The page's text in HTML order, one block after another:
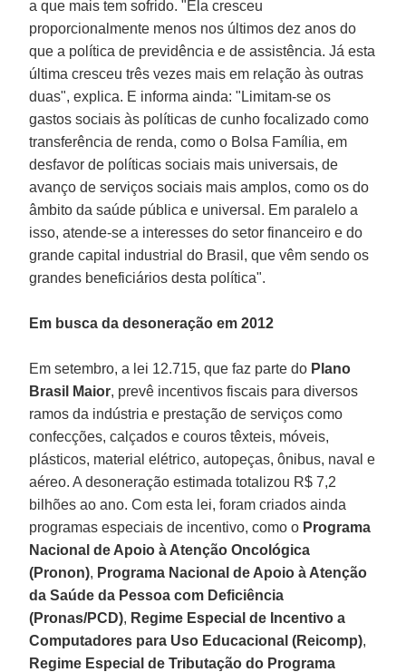
a que mais tem sofrido. "Ela cresceu
proporcionalmente menos nos últimos dez anos do
que a política de previdência e de assistência. Já esta
última cresceu três vezes mais em relação às outras
duas", explica. E informa ainda: "Limitam-se os
gastos sociais às políticas de cunho focalizado como
transferência de renda, como o Bolsa Família, em
desfavor de políticas sociais mais universais, de
avanço de serviços sociais mais amplos, como os do
âmbito da saúde pública e universal. Em paralelo a
isso, atende-se a interesses do setor financeiro e do
grande capital industrial do Brasil, que vêm sendo os
grandes beneficiários desta política".
Em busca da desoneração em 2012
Em setembro, a lei 12.715, que faz parte do Plano
Brasil Maior, prevê incentivos fiscais para diversos
ramos da indústria e prestação de serviços como
confecções, calçados e couros têxteis, móveis,
plásticos, material elétrico, autopeças, ônibus, naval e
aéreo. A desoneração estimada totalizou R$ 7,2
bilhões ao ano. Com esta lei, foram criados ainda
programas especiais de incentivo, como o Programa
Nacional de Apoio à Atenção Oncológica
(Pronon), Programa Nacional de Apoio à Atenção
da Saúde da Pessoa com Deficiência
(Pronas/PCD), Regime Especial de Incentivo a
Computadores para Uso Educacional (Reicomp),
Regime Especial de Tributação do Programa